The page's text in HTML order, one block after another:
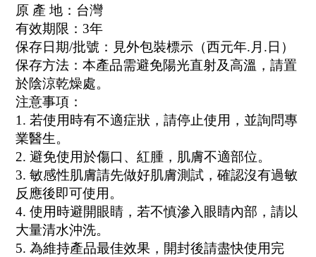
原 產 地：台灣
有效期限：3年
保存日期/批號：見外包裝標示（西元年.月.日）
保存方法：本產品需避免陽光直射及高溫，請置
於陰涼乾燥處。
注意事項：
1. 若使用時有不適症狀，請停止使用，並詢問專
業醫生。
2. 避免使用於傷口、紅腫，肌膚不適部位。
3. 敏感性肌膚請先做好肌膚測試，確認沒有過敏
反應後即可使用。
4. 使用時避開眼睛，若不慎滲入眼睛內部，請以
大量清水沖洗。
5. 為維持產品最佳效果，開封後請盡快使用完